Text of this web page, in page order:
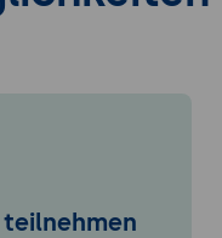
zur
(z.B.
teilnehmen